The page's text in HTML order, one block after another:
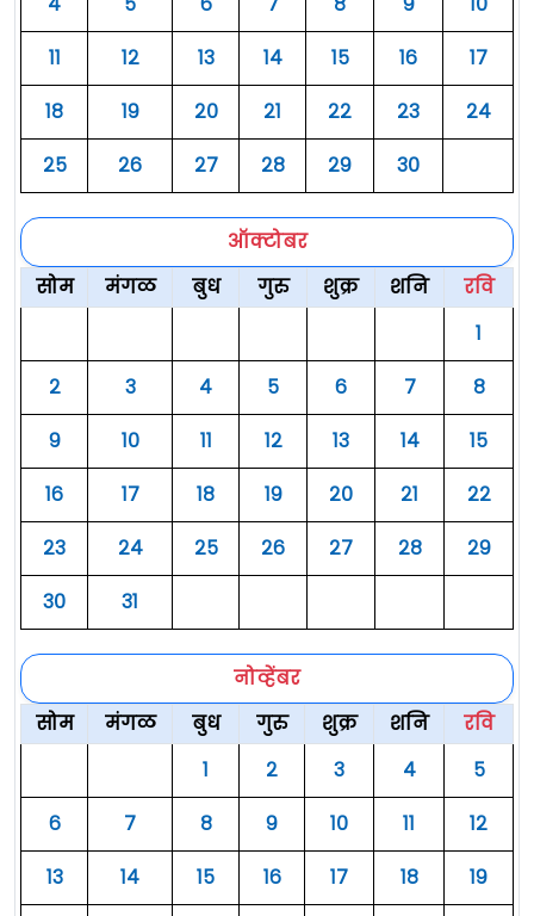
११
१२ १३ १४ १५ १६
१७
१८
१९ २० २१ २२ २३
२४
२५
२६ २७ २८ २९ ३०
ऑक्टोबर
सोम
मंगळ बुध गुरु शुक्र शनि
रवि
१
२
३ ४ ५ ६ ७
८
९
१० ११ १२ १३ १४
१५
१६
१७ १८ १९ २० २१
२२
२३
२४ २५ २६ २७ २८
२९
३०
३१
नोव्हेंबर
सोम
मंगळ बुध गुरु शुक्र शनि
रवि
१
२ ३ ४
५
६
७ ८ ९ १० ११
१२
१३
१४ १५ १६ १७ १८
१९